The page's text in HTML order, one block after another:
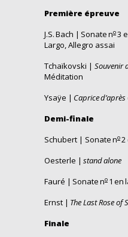
Première épreuve
J.S.Bach | Sonateno3
Largo, Allegro assai
Tchaïkovski | Souvenir
Méditation
Ysaÿe | Caprice
Demi-finale
Schubert | Sonateno2
Oesterle | standalone
Fauré | Sonateno 1 en
Ernst | The Last Rose of
Finale